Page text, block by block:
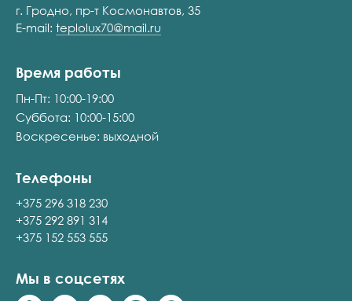
г. Гродно, пр-т Космонавтов, 35
E-mail: teplolux70@mail.ru
Время работы
Пн-Пт: 10:00-19:00
Суббота: 10:00-15:00
Воскресенье: выходной
Телефоны
+375 296 318 230
+375 292 891 314
+375 152 553 555
Мы в соцсетях